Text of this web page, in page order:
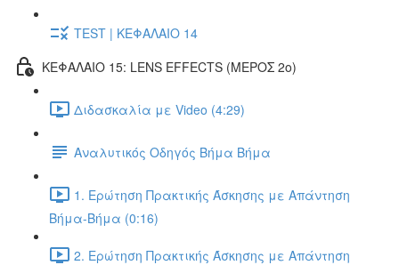
TEST | ΚΕΦΑΛΑΙΟ 14
ΚΕΦΑΛΑΙΟ 15: LENS EFFECTS (ΜΕΡΟΣ 2o)
Διδασκαλία με Video (4:29)
Αναλυτικός Οδηγός Βήμα Βήμα
1. Ερώτηση Πρακτικής Άσκησης με Απάντηση
Βήμα-Βήμα (0:16)
2. Ερώτηση Πρακτικής Άσκησης με Απάντηση